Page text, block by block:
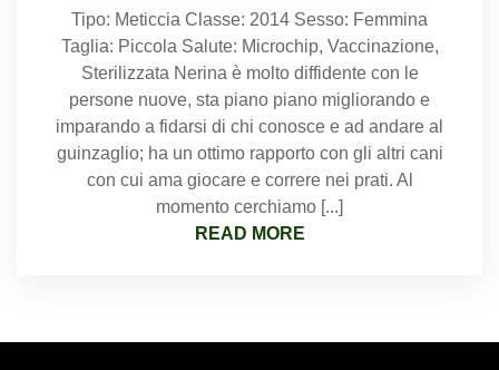
Tipo: Meticcia Classe: 2014 Sesso: Femmina
Taglia: Piccola Salute: Microchip, Vaccinazione,
Sterilizzata Nerina è molto diffidente con le
persone nuove, sta piano piano migliorando e
imparando a fidarsi di chi conosce e ad andare al
guinzaglio; ha un ottimo rapporto con gli altri cani
con cui ama giocare e correre nei prati. Al
momento cerchiamo [...]
READ MORE